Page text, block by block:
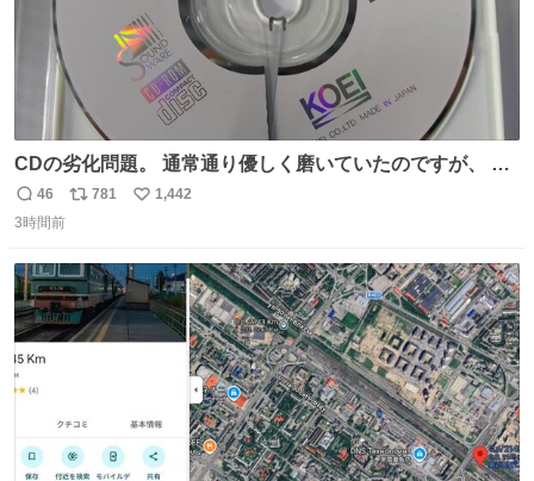
CDの劣化問題。 通常通り優しく磨いていたのですが、 薄
い氷のようにバリッと割れてしまいました。。 中々高価な
ソフトなので辛いです😭 数十年後にはCDゲームソフト、
返
信
46
リ
ト
数
781
い
数
1,442
3時間前